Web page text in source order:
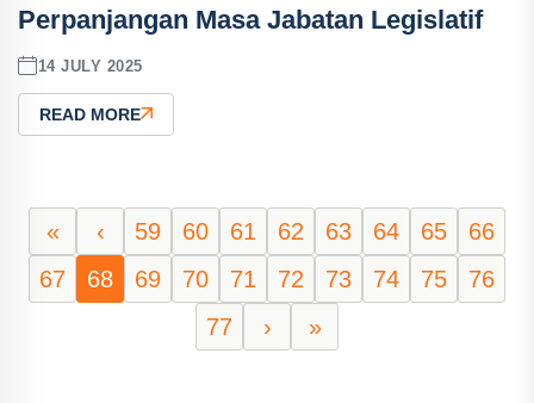
Perpanjangan Masa Jabatan Legislatif
14 JULY 2025
READ MORE
« ‹ 59 60 61 62 63 64 65
66
67
68 69 70 71 72 73 74 75
76
77
› »